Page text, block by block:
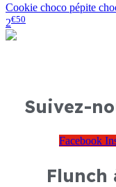
Cookie choco pépite
2€50
Suivez-
Facebook
Flunch